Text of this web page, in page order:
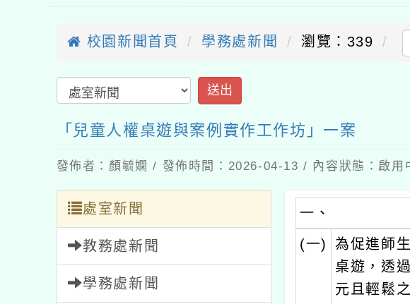
校園新聞首頁 學務處新聞 瀏覽：339
送出
「兒童人權桌遊與案例實作工作坊」一案
發佈者：顏毓嫻 / 發佈時間：2026-04-13 / 內容狀態：啟用
處室新聞
教務處新聞
學務處新聞
一、
(一)
為促進師
桌遊，透
元且輕鬆